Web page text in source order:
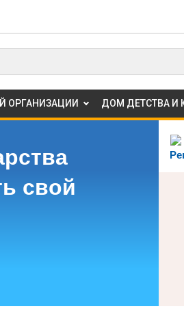
ОРГАНИЗАЦИИ ДОМ ДЕТСТВА И
свой